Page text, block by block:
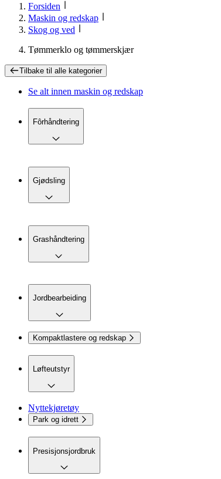
Forsiden
Maskin og redskap
Skog og ved
Tømmerklo og tømmerskjær
Tilbake til alle kategorier
Se alt innen maskin og redskap
Fôrhåndtering
Gjødsling
Grashåndtering
Jordbearbeiding
Kompaktlastere og redskap
Løfteutstyr
Nyttekjøretøy
Park og idrett
Presisjonsjordbruk